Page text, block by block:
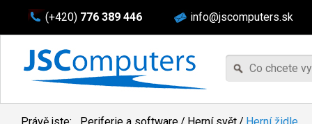
(+420) 776 389 446 info@jscomputers.sk